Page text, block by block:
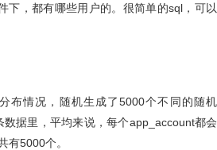
下，都有哪些用户的。很简单的sql，可以
布情况，随机生成了5000个不同的随机
据里，平均来说，每个app_account都会
有5000个。